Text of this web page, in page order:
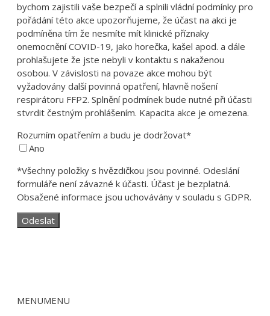
bychom zajistili vaše bezpečí a splnili vládní podmínky pro
pořádání této akce upozorňujeme, že účast na akci je
podmíněna tím že nesmíte mít klinické příznaky
onemocnění COVID-19, jako horečka, kašel apod. a dále
prohlašujete že jste nebyli v kontaktu s nakaženou
osobou. V závislosti na povaze akce mohou být
vyžadovány další povinná opatření, hlavně nošení
respirátoru FFP2. Splnění podmínek bude nutné při účasti
stvrdit čestným prohlášením. Kapacita akce je omezena.
Rozumím opatřením a budu je dodržovat*
Ano
*Všechny položky s hvězdičkou jsou povinné. Odeslání
formuláře není závazné k účasti. Účast je bezplatná.
Obsažené informace jsou uchovávány v souladu s GDPR.
MENUMENU